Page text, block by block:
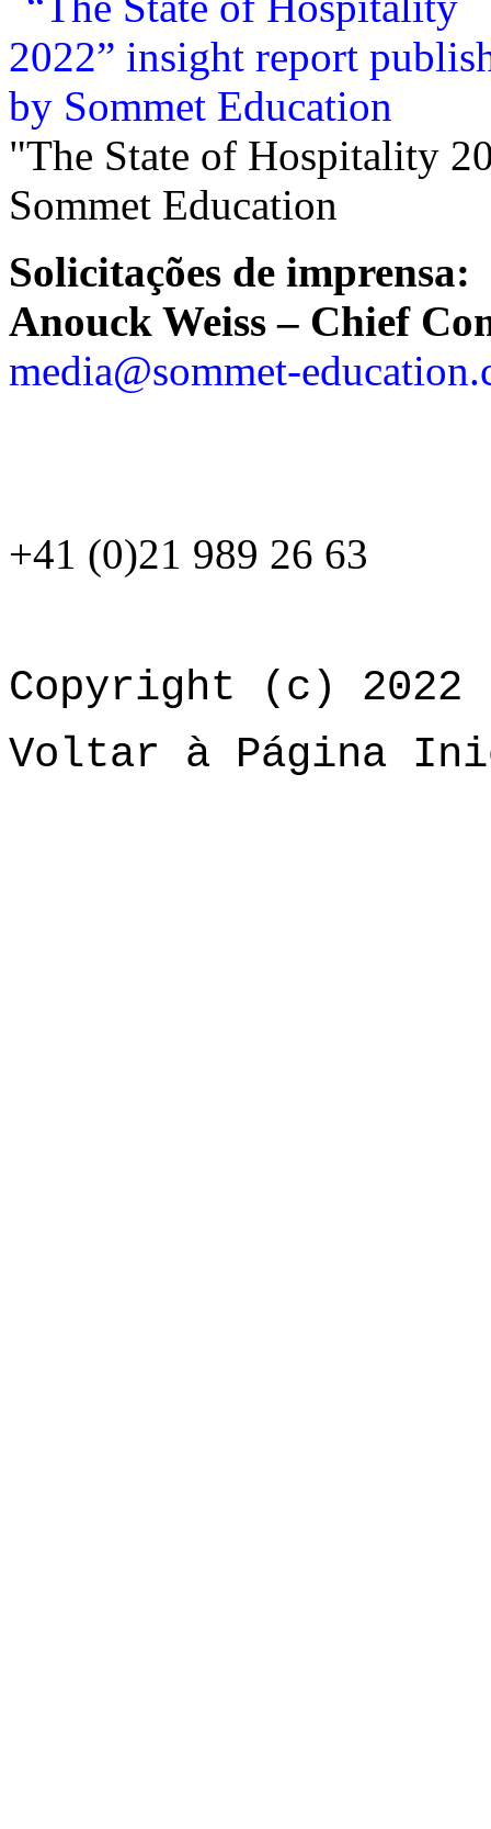
"The State of Hospitality
Sommet Education
Solicitações de imprensa:
Anouck Weiss – Chief
media@sommet-
+41 (0)21 989 26 63
Copyright (c) 2022
Voltar à Página